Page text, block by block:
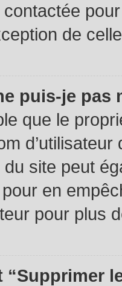
de
puis-je pas
que le
du site peut
pour en
pour plus
“Supprimer